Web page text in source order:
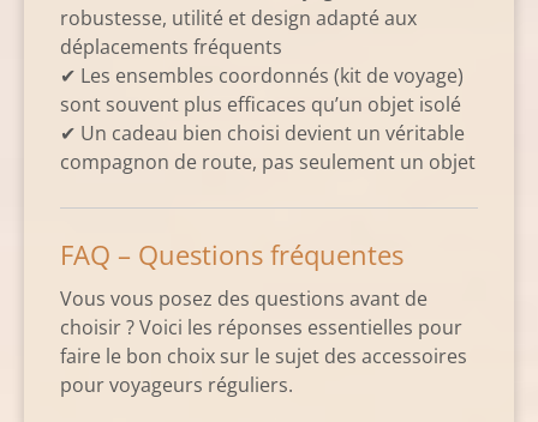
robustesse, utilité et design adapté aux
déplacements fréquents
✔ Les ensembles coordonnés (kit de voyage)
sont souvent plus efficaces qu’un objet isolé
✔ Un cadeau bien choisi devient un véritable
compagnon de route, pas seulement un objet
FAQ – Questions fréquentes
Vous vous posez des questions avant de
choisir ? Voici les réponses essentielles pour
faire le bon choix sur le sujet des accessoires
pour voyageurs réguliers.